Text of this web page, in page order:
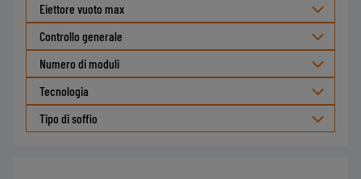
Eiettore vuoto max
Controllo generale
Numero di moduli
Tecnologia
Tipo di soffio